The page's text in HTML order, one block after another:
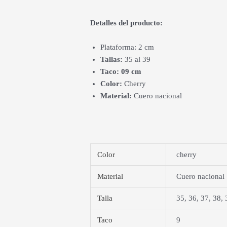
Detalles del producto:
Plataforma: 2 cm
Tallas: 35 al 39
Taco: 09 cm
Color: Cherry
Material: Cuero nacional
Color cherry
Material Cuero nacional
Talla 35, 36, 37, 38,
Taco 9